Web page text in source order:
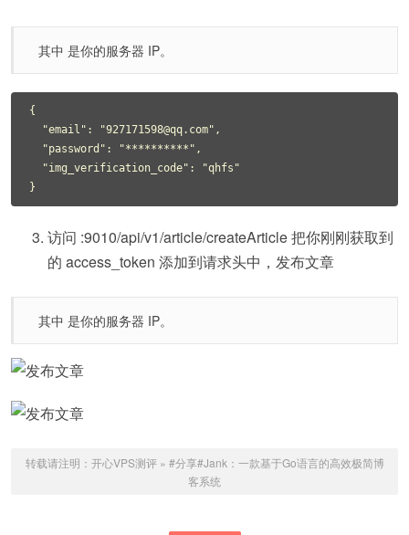
其中 是你的服务器 IP。
{
访问 :9010/api/v1/article/createArticle 把你刚刚获取到
的 access_token 添加到请求头中，发布文章
其中 是你的服务器 IP。
转载请注明： 开心VPS测评» #分享#Jank：一款基于Go语言的高效极简博
客系统